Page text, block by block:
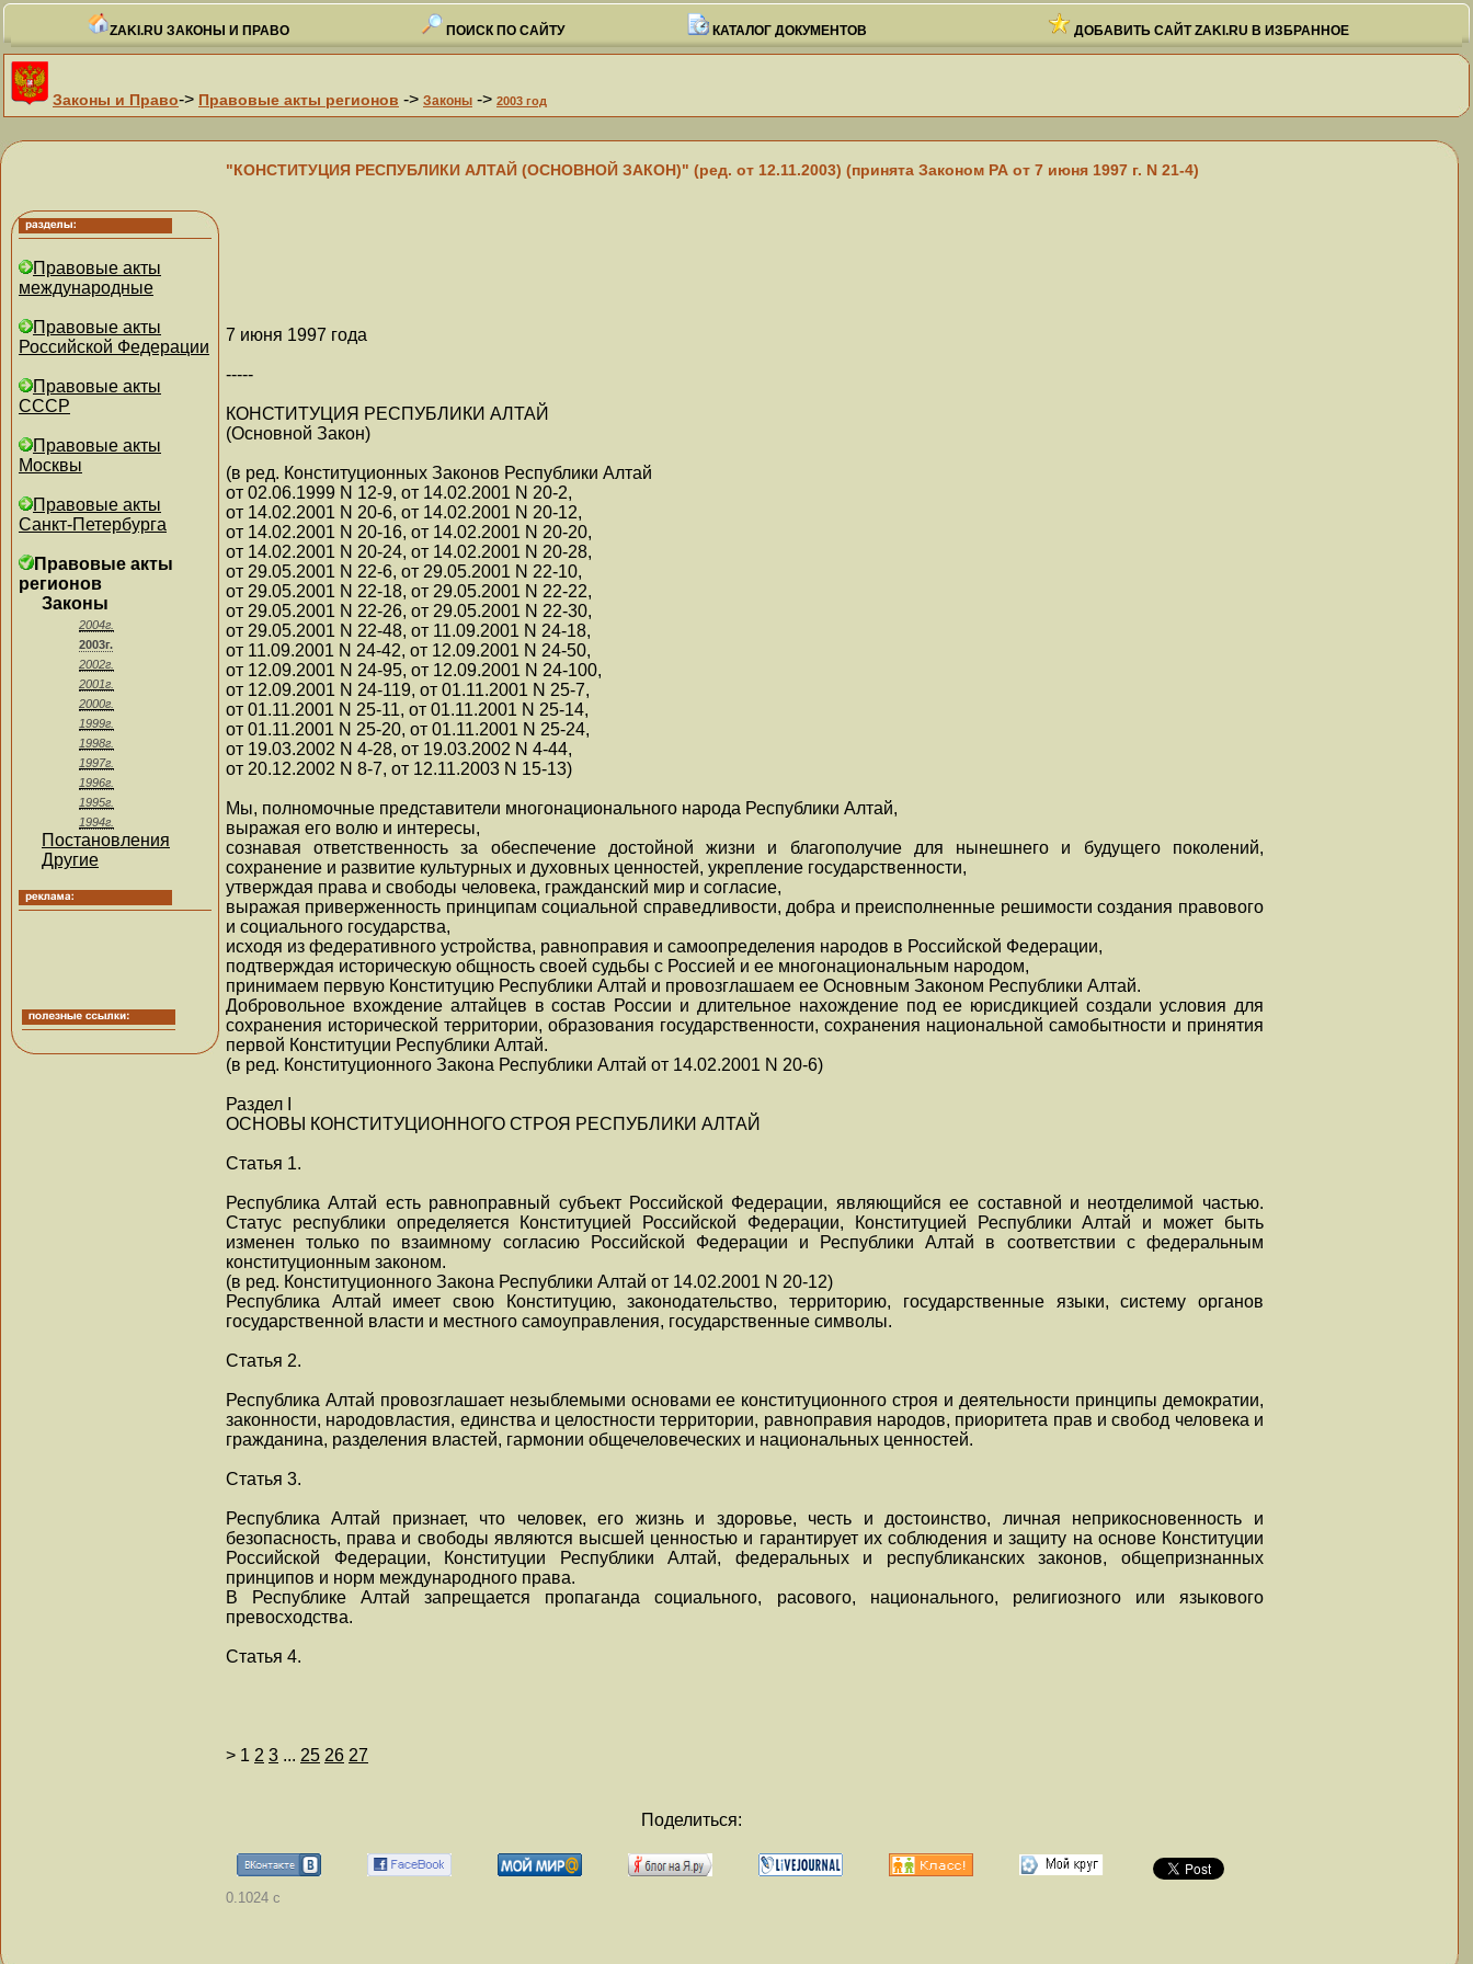
ZAKI.RU ЗАКОНЫ И ПРАВО ПОИСК ПО САЙТУ КАТАЛОГ ДОКУМЕНТОВ ДОБАВИТЬ САЙТ ZAKI.RU В ИЗБРАННОЕ
Законы и Право-> Правовые акты регионов -> Законы -> 2003 год
Правовые акты
международные
Правовые акты
Российской Федерации
Правовые акты
СССР
Правовые акты
Москвы
Правовые акты
Санкт-Петербурга
Правовые акты
регионов
Законы
2004г.
2003г.
2002г.
2001г.
2000г.
1999г.
1998г.
1997г.
1996г.
1995г.
1994г.
Постановления
Другие
"КОНСТИТУЦИЯ РЕСПУБЛИКИ АЛТАЙ (ОСНОВНОЙ ЗАКОН)" (ред. от 12.11.2003) (принята Законом РА от 7 июня 1997 г. N 21-4)
7 июня 1997 года
-----
КОНСТИТУЦИЯ РЕСПУБЛИКИ АЛТАЙ
(Основной Закон)
(в ред. Конституционных Законов Республики Алтай
от 02.06.1999 N 12-9, от 14.02.2001 N 20-2,
от 14.02.2001 N 20-6, от 14.02.2001 N 20-12,
от 14.02.2001 N 20-16, от 14.02.2001 N 20-20,
от 14.02.2001 N 20-24, от 14.02.2001 N 20-28,
от 29.05.2001 N 22-6, от 29.05.2001 N 22-10,
от 29.05.2001 N 22-18, от 29.05.2001 N 22-22,
от 29.05.2001 N 22-26, от 29.05.2001 N 22-30,
от 29.05.2001 N 22-48, от 11.09.2001 N 24-18,
от 11.09.2001 N 24-42, от 12.09.2001 N 24-50,
от 12.09.2001 N 24-95, от 12.09.2001 N 24-100,
от 12.09.2001 N 24-119, от 01.11.2001 N 25-7,
от 01.11.2001 N 25-11, от 01.11.2001 N 25-14,
от 01.11.2001 N 25-20, от 01.11.2001 N 25-24,
от 19.03.2002 N 4-28, от 19.03.2002 N 4-44,
от 20.12.2002 N 8-7, от 12.11.2003 N 15-13)
Мы, полномочные представители многонационального народа Республики Алтай,
выражая его волю и интересы,
сознавая ответственность за обеспечение достойной жизни и благополучие для нынешнего и будущего поколений,
сохранение и развитие культурных и духовных ценностей, укрепление государственности,
утверждая права и свободы человека, гражданский мир и согласие,
выражая приверженность принципам социальной справедливости, добра и преисполненные решимости создания правового
и социального государства,
исходя из федеративного устройства, равноправия и самоопределения народов в Российской Федерации,
подтверждая историческую общность своей судьбы с Россией и ее многонациональным народом,
принимаем первую Конституцию Республики Алтай и провозглашаем ее Основным Законом Республики Алтай.
Добровольное вхождение алтайцев в состав России и длительное нахождение под ее юрисдикцией создали условия для
сохранения исторической территории, образования государственности, сохранения национальной самобытности и принятия
первой Конституции Республики Алтай.
(в ред. Конституционного Закона Республики Алтай от 14.02.2001 N 20-6)
Раздел I
ОСНОВЫ КОНСТИТУЦИОННОГО СТРОЯ РЕСПУБЛИКИ АЛТАЙ
Статья 1.
Республика Алтай есть равноправный субъект Российской Федерации, являющийся ее составной и неотделимой частью.
Статус республики определяется Конституцией Российской Федерации, Конституцией Республики Алтай и может быть
изменен только по взаимному согласию Российской Федерации и Республики Алтай в соответствии с федеральным
конституционным законом.
(в ред. Конституционного Закона Республики Алтай от 14.02.2001 N 20-12)
Республика Алтай имеет свою Конституцию, законодательство, территорию, государственные языки, систему органов
государственной власти и местного самоуправления, государственные символы.
Статья 2.
Республика Алтай провозглашает незыблемыми основами ее конституционного строя и деятельности принципы демократии,
законности, народовластия, единства и целостности территории, равноправия народов, приоритета прав и свобод человека и
гражданина, разделения властей, гармонии общечеловеческих и национальных ценностей.
Статья 3.
Республика Алтай признает, что человек, его жизнь и здоровье, честь и достоинство, личная неприкосновенность и
безопасность, права и свободы являются высшей ценностью и гарантирует их соблюдения и защиту на основе Конституции
Российской Федерации, Конституции Республики Алтай, федеральных и республиканских законов, общепризнанных
принципов и норм международного права.
В Республике Алтай запрещается пропаганда социального, расового, национального, религиозного или языкового
превосходства.
Статья 4.
> 1 2 3 ... 25 26 27
Поделиться:
0.1024 с